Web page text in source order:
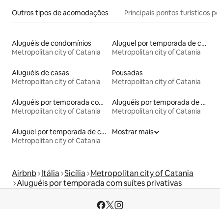
Outros tipos de acomodações Principais pontos turísticos
Aluguéis de condomínios
Metropolitan city of Catania
Aluguel por temporada de casas de veraneio
Metropolitan city of Catania
Aluguéis de casas
Metropolitan city of Catania
Pousadas
Metropolitan city of Catania
Aluguéis por temporada com acesso ao lago
Metropolitan city of Catania
Aluguéis por temporada de acomodações de luxo
Metropolitan city of Catania
Aluguel por temporada de casas de hóspedes
Metropolitan city of Catania
Mostrar mais
Airbnb Itália Sicília Metropolitan city of Catania
Aluguéis por temporada com suítes privativas